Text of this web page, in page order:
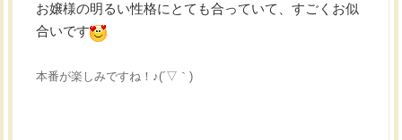
お嬢様の明るい性格にとても合っていて、すごくお似
合いです
本番が楽しみですね！♪(´▽｀)